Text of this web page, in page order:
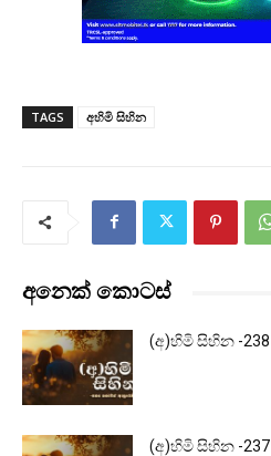
TAGS අහිමි සිහින
අනෙක් කොටස්
(අ)හිමි සිහින -238
(අ)හිමි සිහින -237